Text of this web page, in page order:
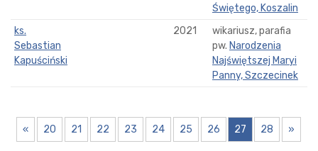
Świętego, Koszalin
ks.
Sebastian
Kapuściński
2021
wikariusz, parafia
pw. Narodzenia
Najświętszej Maryi
Panny, Szczecinek
« 20 21 22 23 24 25 26 27 28 »